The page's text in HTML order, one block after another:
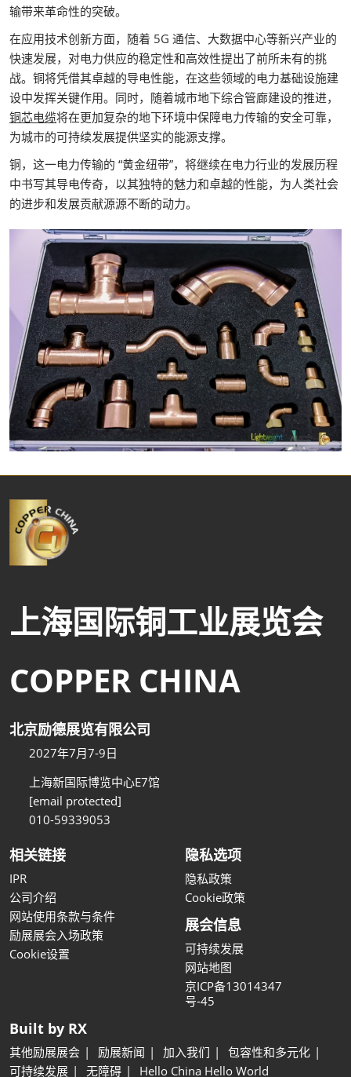
输带来革命性的突破。
在应用技术创新方面，随着 5G 通信、大数据中心等新兴产业的
快速发展，对电力供应的稳定性和高效性提出了前所未有的挑
战。铜将凭借其卓越的导电性能，在这些领域的电力基础设施建
设中发挥关键作用。同时，随着城市地下综合管廊建设的推进，
铜芯电缆将在更加复杂的地下环境中保障电力传输的安全可靠，
为城市的可持续发展提供坚实的能源支撑。
铜，这一电力传输的 “黄金纽带”，将继续在电力行业的发展历程
中书写其导电传奇，以其独特的魅力和卓越的性能，为人类社会
的进步和发展贡献源源不断的动力。
上海国际铜工业展览会
COPPER CHINA
北京励德展览有限公司
2027年7月7-9日
上海新国际博览中心E7馆
[email protected]
010-59339053
相关链接
IPR
公司介绍
网站使用条款与条件
励展展会入场政策
Cookie设置
隐私选项
隐私政策
Cookie政策
展会信息
可持续发展
网站地图
京ICP备13014347
号-45
Built by RX
其他励展展会 励展新闻 加入我们
包容性和多元化
可持续发展
无障碍 Hello China Hello World